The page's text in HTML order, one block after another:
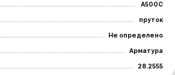
А500С
пруток
Не определено
Арматура
28.2555